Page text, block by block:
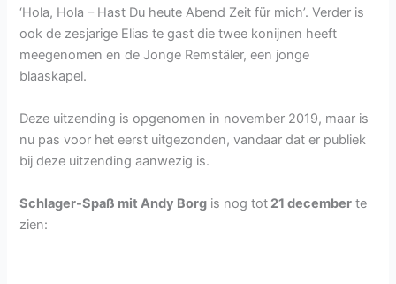
‘Hola, Hola – Hast Du heute Abend Zeit für mich’. Verder is
ook de zesjarige Elias te gast die twee konijnen heeft
meegenomen en de Jonge Remstäler, een jonge
blaaskapel.
Deze uitzending is opgenomen in november 2019, maar is
nu pas voor het eerst uitgezonden, vandaar dat er publiek
bij deze uitzending aanwezig is.
Schlager-Spaß mit Andy Borg is nog tot 21 december te
zien: